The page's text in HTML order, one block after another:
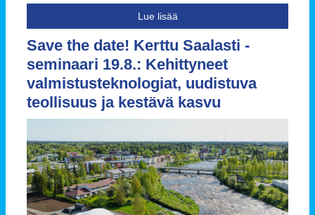
Lue lisää
Save the date! Kerttu Saalasti -
seminaari 19.8.: Kehittyneet
valmistusteknologiat, uudistuva
teollisuus ja kestävä kasvu